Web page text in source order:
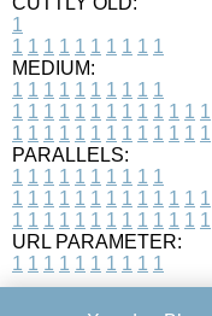
1
1 1 1 1 1 1 1 1 1 1
MEDIUM:
1 1 1 1 1 1 1 1 1 1
1 1 1 1 1 1 1 1 1 1 1 1 1
1 1 1 1 1 1 1 1 1 1 1 1 1
PARALLELS:
1 1 1 1 1 1 1 1 1 1
1 1 1 1 1 1 1 1 1 1 1 1 1
1 1 1 1 1 1 1 1 1 1 1 1 1
URL PARAMETER:
1 1 1 1 1 1 1 1 1 1